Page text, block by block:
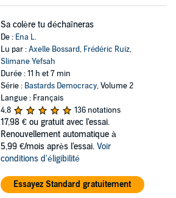
Sa colère tu déchaîneras
De : Ena L.
Lu par :Axelle Bossard, Frédéric Ruiz,
Slimane Yefsah
Durée : 11 h et 7 min
Série : Bastards Democracy, Volume 2
Langue : Français
4,8
136 notations
17,98 € ou gratuit avec l'essai.
Renouvellement automatique à
5,99 €/mois après l'essai. Voir
conditions d'éligibilité
Essayez Standard gratuitement